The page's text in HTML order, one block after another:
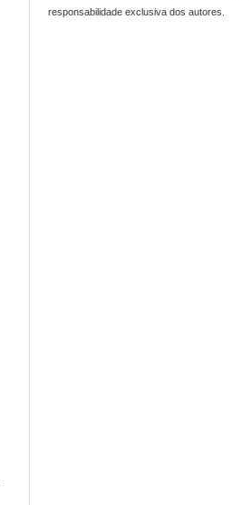
responsabilidade exclusiva dos autores.